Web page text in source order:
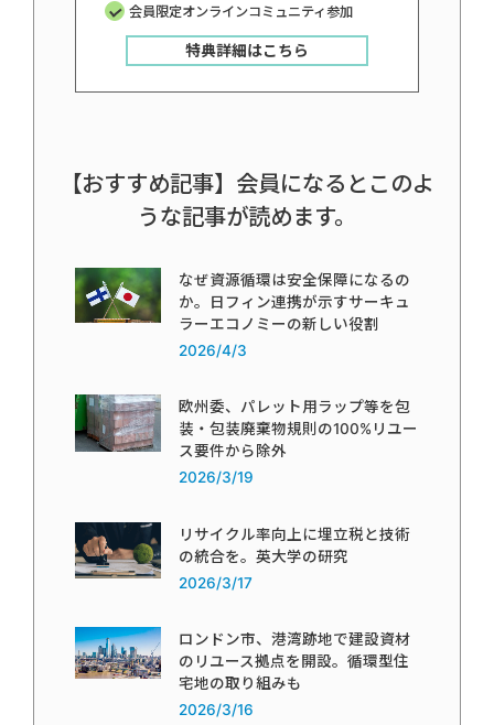
会員限定オンラインコミュニティ参加
特典詳細はこちら
【おすすめ記事】会員になるとこのよ
うな記事が読めます。
なぜ資源循環は安全保障になるの
か。日フィン連携が示すサーキュ
ラーエコノミーの新しい役割
2026/4/3
欧州委、パレット用ラップ等を包
装・包装廃棄物規則の100%リユー
ス要件から除外
2026/3/19
リサイクル率向上に埋立税と技術
の統合を。英大学の研究
2026/3/17
ロンドン市、港湾跡地で建設資材
のリユース拠点を開設。循環型住
宅地の取り組みも
2026/3/16